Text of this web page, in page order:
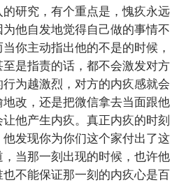
研究，有个重点是，愧疚永远
他自发地觉得自己做的事情不
你主动指出他的不是的时候，
是指责的话，都不会激发对方
为越激烈，对方的内疚感就会
改，还是把微信拿去当面跟他
他产生内疚。真正内疚的时刻
发现你为你们这个家付出了这
当那一刻出现的时候，也许他
不能保证那一刻的内疚心是百